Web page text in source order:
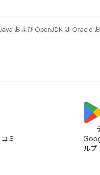
および OpenJDK は Oracle
ミ
ルプ